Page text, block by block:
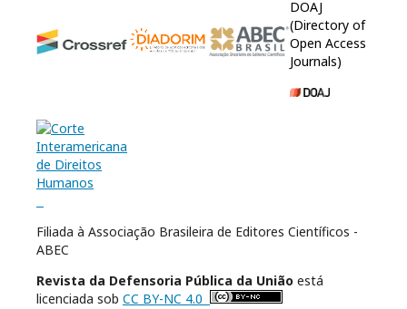
DOAJ
(Directory of
Open Access
Journals)
Filiada à Associação Brasileira de Editores Científicos -
ABEC
Revista da Defensoria Pública da União está
licenciada sob CC BY-NC 4.0